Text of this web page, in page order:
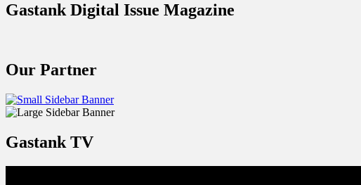
Gastank Digital Issue Magazine
Our Partner
Gastank TV